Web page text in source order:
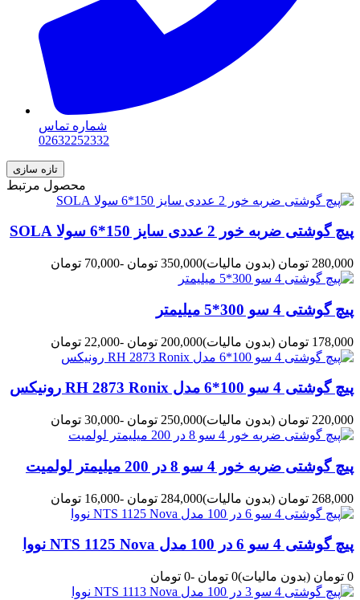
شماره تماس
02632252332
محصول مرتبط
پیچ گوشتی ضربه خور 2 عددی سایز 150*6 سولا SOLA
280,000 تومان (بدون مالیات)350,000 تومان -70,000 تومان
پیچ گوشتی 4 سو 300*5 میلیمتر
178,000 تومان (بدون مالیات)200,000 تومان -22,000 تومان
پیچ گوشتی 4 سو 100*6 مدل RH 2873 Ronix رونیکس
220,000 تومان (بدون مالیات)250,000 تومان -30,000 تومان
پیچ گوشتی ضربه خور 4 سو 8 در 200 میلیمتر لولمیت
268,000 تومان (بدون مالیات)284,000 تومان -16,000 تومان
پیچ گوشتی 4 سو 6 در 100 مدل NTS 1125 Nova نووا
0 تومان (بدون مالیات)0 تومان -0 تومان